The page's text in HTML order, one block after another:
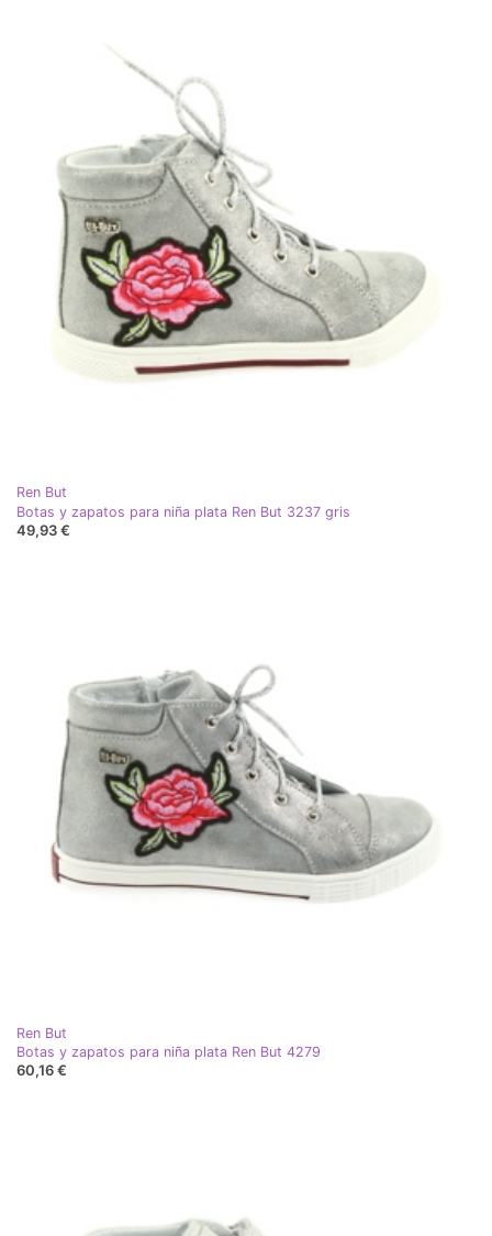
Ren But
Botas y zapatos para niña plata Ren But 3237 gris
49,93 €
Ren But
Botas y zapatos para niña plata Ren But 4279
60,16 €